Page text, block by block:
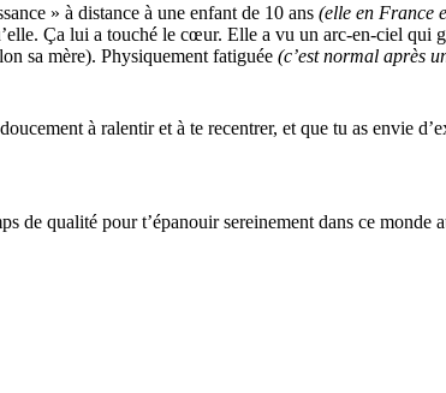
» à distance à une enfant de 10 ans (elle en France
Ça lui a touché le cœur. Elle a vu un arc-en-ciel qui
sa mère). Physiquement fatiguée (c’est normal après
à ralentir et à te recentrer, et que tu as envie
de qualité pour t’épanouir sereinement dans ce monde